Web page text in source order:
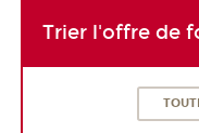
Trier l'offre de